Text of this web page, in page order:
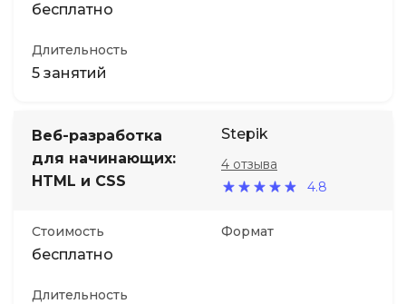
бесплатно
Длительность
5 занятий
Веб-разработка
для начинающих:
HTML и CSS
Stepik
4.8
4 отзыва
Стоимость
бесплатно
Формат
Длительность